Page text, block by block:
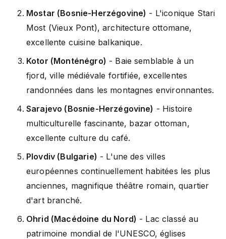
Mostar (Bosnie-Herzégovine) - L'iconique Stari
Most (Vieux Pont), architecture ottomane,
excellente cuisine balkanique.
Kotor (Monténégro) - Baie semblable à un
fjord, ville médiévale fortifiée, excellentes
randonnées dans les montagnes environnantes.
Sarajevo (Bosnie-Herzégovine) - Histoire
multiculturelle fascinante, bazar ottoman,
excellente culture du café.
Plovdiv (Bulgarie) - L'une des villes
européennes continuellement habitées les plus
anciennes, magnifique théâtre romain, quartier
d'art branché.
Ohrid (Macédoine du Nord) - Lac classé au
patrimoine mondial de l'UNESCO, églises